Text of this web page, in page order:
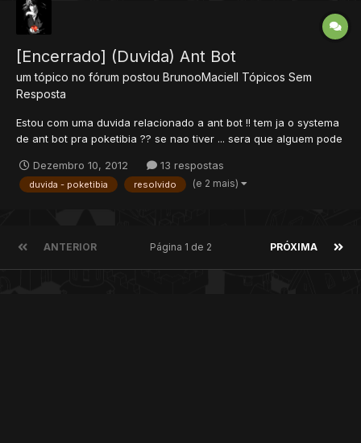
[Encerrado] (Duvida) Ant Bot
um tópico no fórum postou BrunooMaciell Tópicos Sem
Resposta
Estou com uma duvida relacionado a ant bot !! tem ja o systema
de ant bot pra poketibia ?? se nao tiver ... sera que alguem pode
ser caso o player entrasse ou desse use sei la no bot o cliente
automaticamente dava dbug ou...
Dezembro 10, 2012 13 respostas
duvida - poketibia resolvido (e 2 mais)
ANTERIOR PRÓXIMA
Página 1 de 2